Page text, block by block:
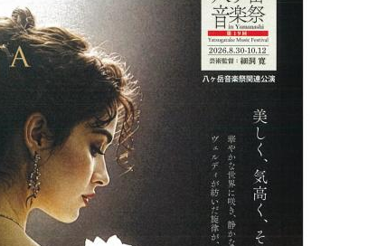
青 文字サイズ 標準 ページを一時保存する